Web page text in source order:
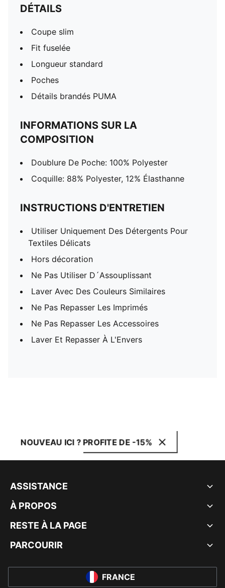
DÉTAILS
Coupe slim
Fit fuselée
Longueur standard
Poches
Détails brandés PUMA
INFORMATIONS SUR LA
COMPOSITION
Doublure De Poche: 100% Polyester
Coquille: 88% Polyester, 12% Élasthanne
INSTRUCTIONS D'ENTRETIEN
Utiliser Uniquement Des Détergents Pour
Textiles Délicats
Hors décoration
Ne Pas Utiliser D´Assouplissant
Laver Avec Des Couleurs Similaires
Ne Pas Repasser Les Imprimés
Ne Pas Repasser Les Accessoires
Laver Et Repasser À L'Envers
NOUVEAU ICI ? PROFITE DE -15%
ASSISTANCE
À PROPOS
RESTE À LA PAGE
PARCOURIR
FRANCE